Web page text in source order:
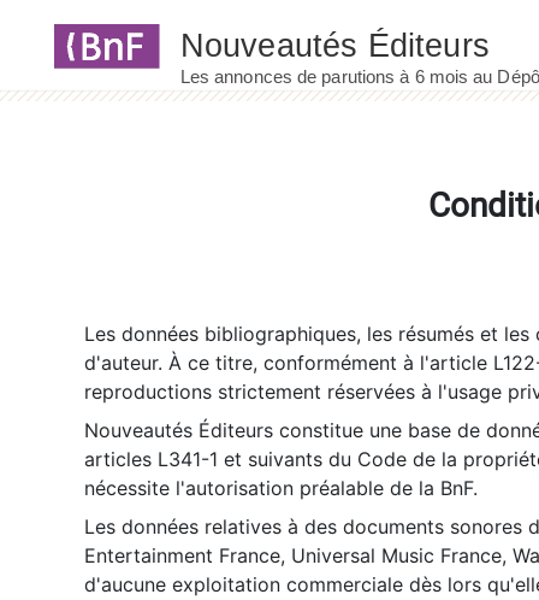
Les données bibliographiques, les résumés et
d'auteur. À ce titre, conformément à l'article
reproductions strictement réservées à l'usage
Nouveautés Éditeurs constitue une base de
articles L341-1 et suivants du Code de la
nécessite l'autorisation préalable de la BnF.
Les données relatives à des documents sonores
Entertainment France, Universal Music France,
d'aucune exploitation commerciale dès lors